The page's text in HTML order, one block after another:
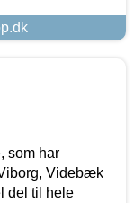
som har
Videbæk
del til hele